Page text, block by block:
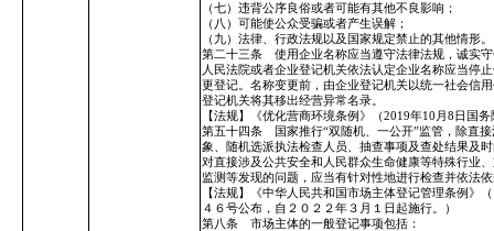
（七）违背公序良俗或者可能有其他不良影响；
（八）可能使公众受骗或者产生误解；
（九）法律、行政法规以及国家规定禁止的其他情形。
第二十三条 使用企业名称应当遵守法律法规，诚实
人民法院或者企业登记机关依法认定企业名称应当停
更登记。名称变更前，由企业登记机关以统一社会信
登记机关将其移出经营异常名录。
【法规】《优化营商环境条例》（2019年10月8日国
第五十四条 国家推行“双随机、一公开”监管，除直
象、随机选派执法检查人员、抽查事项及查处结果及
对直接涉及公共安全和人民群众生命健康等特殊行业
监测等发现的问题，应当有针对性地进行检查并依法
【法规】《中华人民共和国市场主体登记管理条例》
４６号公布，自２０２２年３月１日起施行。）
第八条 市场主体的一般登记事项包括：